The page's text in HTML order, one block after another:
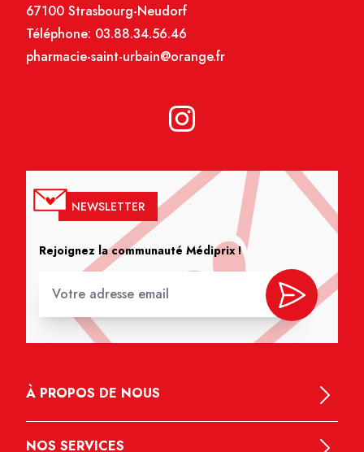
67100 Strasbourg-Neudorf
Téléphone: 03.88.34.56.46
pharmacie-saint-urbain@orange.fr
NEWSLETTER
Rejoignez la communauté Médiprix !
À PROPOS DE NOUS
NOS SERVICES